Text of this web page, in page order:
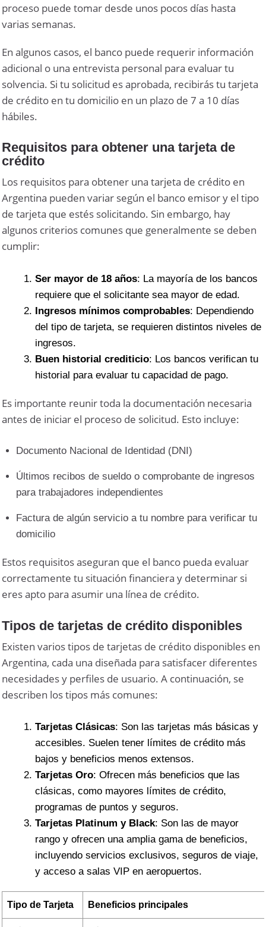
proceso puede tomar desde unos pocos días hasta
varias semanas.
En algunos casos, el banco puede requerir información
adicional o una entrevista personal para evaluar tu
solvencia. Si tu solicitud es aprobada, recibirás tu tarjeta
de crédito en tu domicilio en un plazo de 7 a 10 días
hábiles.
Requisitos para obtener una tarjeta de
crédito
Los requisitos para obtener una tarjeta de crédito en
Argentina pueden variar según el banco emisor y el tipo
de tarjeta que estés solicitando. Sin embargo, hay
algunos criterios comunes que generalmente se deben
cumplir:
Ser mayor de 18 años: La mayoría de los bancos
requiere que el solicitante sea mayor de edad.
Ingresos mínimos comprobables: Dependiendo
del tipo de tarjeta, se requieren distintos niveles de
ingresos.
Buen historial crediticio: Los bancos verifican tu
historial para evaluar tu capacidad de pago.
Es importante reunir toda la documentación necesaria
antes de iniciar el proceso de solicitud. Esto incluye:
Documento Nacional de Identidad (DNI)
Últimos recibos de sueldo o comprobante de ingresos
para trabajadores independientes
Factura de algún servicio a tu nombre para verificar tu
domicilio
Estos requisitos aseguran que el banco pueda evaluar
correctamente tu situación financiera y determinar si
eres apto para asumir una línea de crédito.
Tipos de tarjetas de crédito disponibles
Existen varios tipos de tarjetas de crédito disponibles en
Argentina, cada una diseñada para satisfacer diferentes
necesidades y perfiles de usuario. A continuación, se
describen los tipos más comunes:
Tarjetas Clásicas: Son las tarjetas más básicas y
accesibles. Suelen tener límites de crédito más
bajos y beneficios menos extensos.
Tarjetas Oro: Ofrecen más beneficios que las
clásicas, como mayores límites de crédito,
programas de puntos y seguros.
Tarjetas Platinum y Black: Son las de mayor
rango y ofrecen una amplia gama de beneficios,
incluyendo servicios exclusivos, seguros de viaje,
y acceso a salas VIP en aeropuertos.
Tipo de Tarjeta Beneficios principales